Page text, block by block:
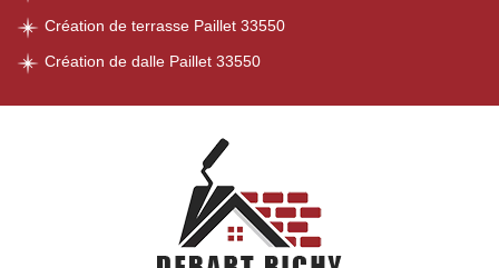
Création de terrasse Paillet 33550
Création de dalle Paillet 33550